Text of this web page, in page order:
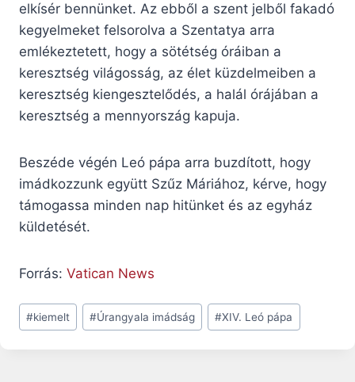
elkísér bennünket. Az ebből a szent jelből fakadó
kegyelmeket felsorolva a Szentatya arra
emlékeztetett, hogy a sötétség óráiban a
keresztség világosság, az élet küzdelmeiben a
keresztség kiengesztelődés, a halál órájában a
keresztség a mennyország kapuja.
Beszéde végén Leó pápa arra buzdított, hogy
imádkozzunk együtt Szűz Máriához, kérve, hogy
támogassa minden nap hitünket és az egyház
küldetését.
Forrás: Vatican News
Post
Tags:
#kiemelt #Úrangyala imádság #XIV. Leó pápa